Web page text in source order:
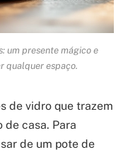
um presente mágico e
qualquer espaço.
de vidro que trazem
de casa. Para
de um pote de